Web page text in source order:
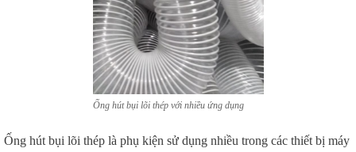
Ống hút bụi lõi thép với nhiều ứng dụng
Ống hút bụi lõi thép là phụ kiện sử dụng nhiều trong các thiết bị máy